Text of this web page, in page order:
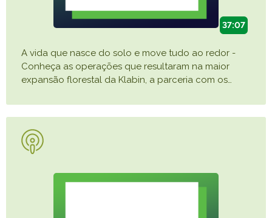
37:07
A vida que nasce do solo e move tudo ao redor -
Conheça as operações que resultaram na maior
expansão florestal da Klabin, a parceria com os…